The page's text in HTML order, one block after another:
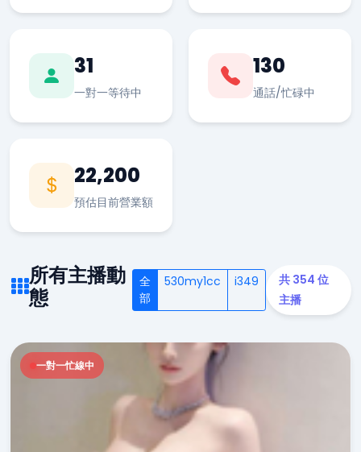
31
一對一等待中
130
通話/忙碌中
22,200
預估目前營業額
所有主播動
態
全
部
530my1cc i349
共 354 位
主播
一對一忙線中